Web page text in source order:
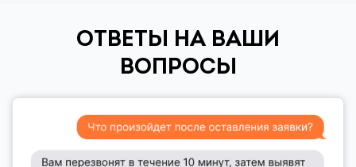
ОТВЕТЫ НА ВАШИ
ВОПРОСЫ